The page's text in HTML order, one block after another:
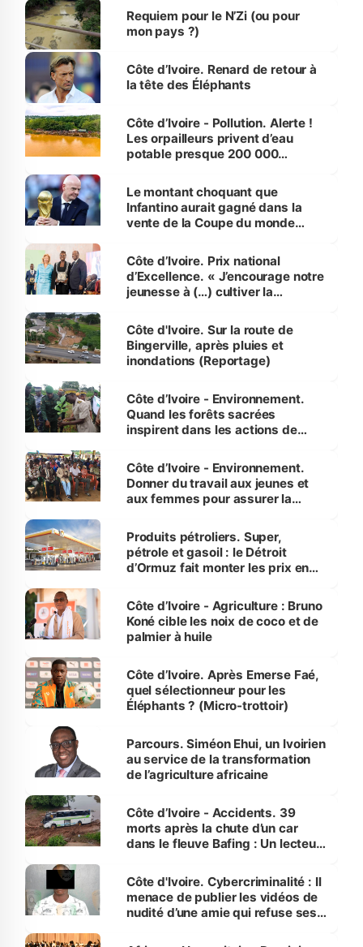
Requiem pour le N’Zi (ou pour
mon pays ?)
Côte d’Ivoire. Renard de retour à
la tête des Éléphants
Côte d’Ivoire - Pollution. Alerte !
Les orpailleurs privent d’eau
potable presque 200 000
Le montant choquant que
Infantino aurait gagné dans la
vente de la Coupe du monde
Côte d’Ivoire. Prix national
d’Excellence. « J’encourage notre
jeunesse à (…) cultiver la
(Alassane Ouattara
Côte d'Ivoire. Sur la route de
Bingerville, après pluies et
inondations (Reportage)
Côte d’Ivoire - Environnement.
Quand les forêts sacrées
inspirent dans les actions de
Côte d’Ivoire - Environnement.
Donner du travail aux jeunes et
aux femmes pour assurer la
menacées
Produits pétroliers. Super,
pétrole et gasoil : le Détroit
d’Ormuz fait monter les prix en
Côte d’Ivoire - Agriculture : Bruno
Koné cible les noix de coco et de
palmier à huile
Côte d’Ivoire. Après Emerse Faé,
quel sélectionneur pour les
Éléphants ? (Micro-trottoir)
Parcours. Siméon Ehui, un Ivoirien
au service de la transformation
de l’agriculture africaine
Côte d’Ivoire - Accidents. 39
morts après la chute d’un car
dans le fleuve Bafing : Un lecteur
des Transports
Côte d'Ivoire. Cybercriminalité : Il
menace de publier les vidéos de
nudité d’une amie qui refuse ses